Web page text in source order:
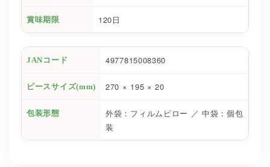
賞味期限 120日
JANコード 4977815008360
ピースサイズ(mm) 270 × 195 × 20
包装形態
外袋：フィルムピロー ／ 中袋：個包
装